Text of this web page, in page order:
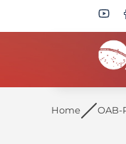
Search
Home OAB-